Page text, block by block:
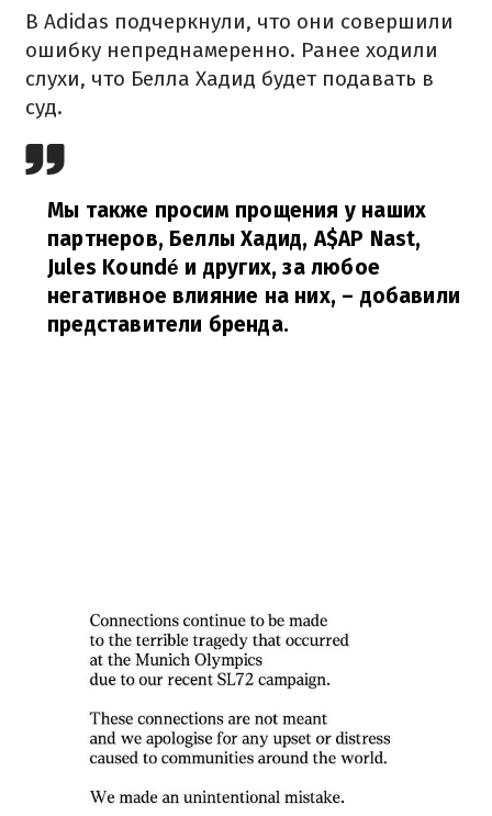
В Adidas подчеркнули, что они совершили
ошибку непреднамеренно. Ранее ходили
слухи, что Белла Хадид будет подавать в
суд.
Мы также просим прощения у наших
партнеров, Беллы Хадид, A$AP Nast,
Jules Koundé и других, за любое
негативное влияние на них, – добавили
представители бренда.